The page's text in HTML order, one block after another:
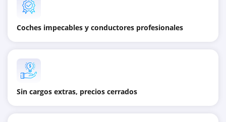
Coches impecables y conductores profesionales
Sin cargos extras, precios cerrados